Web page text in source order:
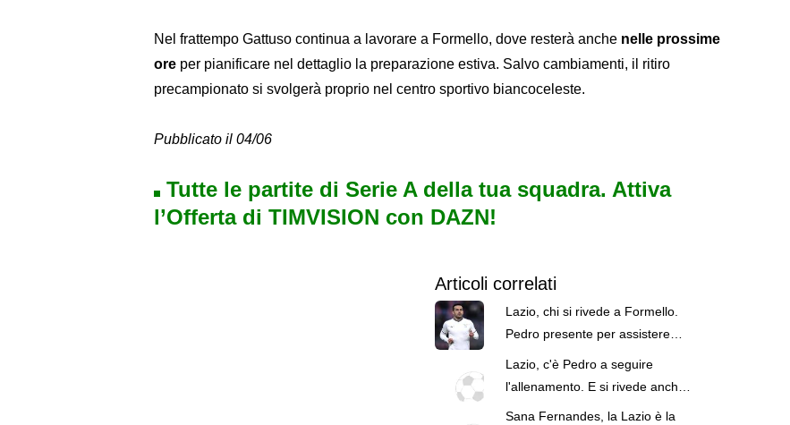
Nel frattempo Gattuso continua a lavorare a Formello, dove resterà anche nelle prossime
ore per pianificare nel dettaglio la preparazione estiva. Salvo cambiamenti, il ritiro
precampionato si svolgerà proprio nel centro sportivo biancoceleste.
Pubblicato il 04/06
Tutte le partite di Serie A della tua squadra. Attiva
l’Offerta di TIMVISION con DAZN!
Articoli correlati
Lazio, chi si rivede a Formello.
Pedro presente per assistere
Lazio, c'è Pedro a seguire
l'allenamento. E si rivede anche
Patric - FOTO
Sana Fernandes, la Lazio è la